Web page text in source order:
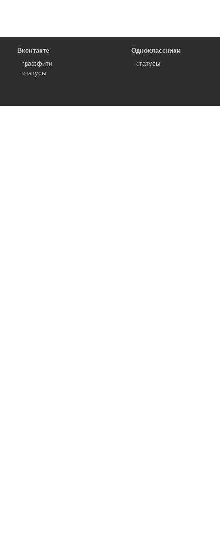
Вконтакте
граффити
статусы
Одноклассники
статусы